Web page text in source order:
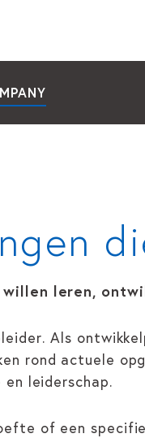
leren,
Als
rond actuele
leiderschap.
of een